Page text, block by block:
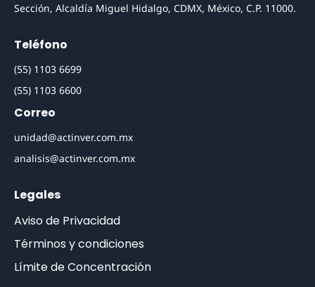
Sección, Alcaldía Miguel Hidalgo, CDMX, México, C.P. 11000.
Teléfono
(55) 1103 6699
(55) 1103 6600
Correo
unidad@actinver.com.mx
analisis@actinver.com.mx
Legales
Aviso de Privacidad
Términos y condiciones
Límite de Concentración